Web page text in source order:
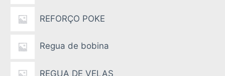
REFORÇO POKE
Regua de bobina
REGUA DE VELAS